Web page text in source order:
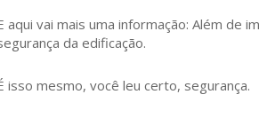
aqui vai mais uma informação: Além de
da edificação.
isso mesmo, você leu certo, segurança.